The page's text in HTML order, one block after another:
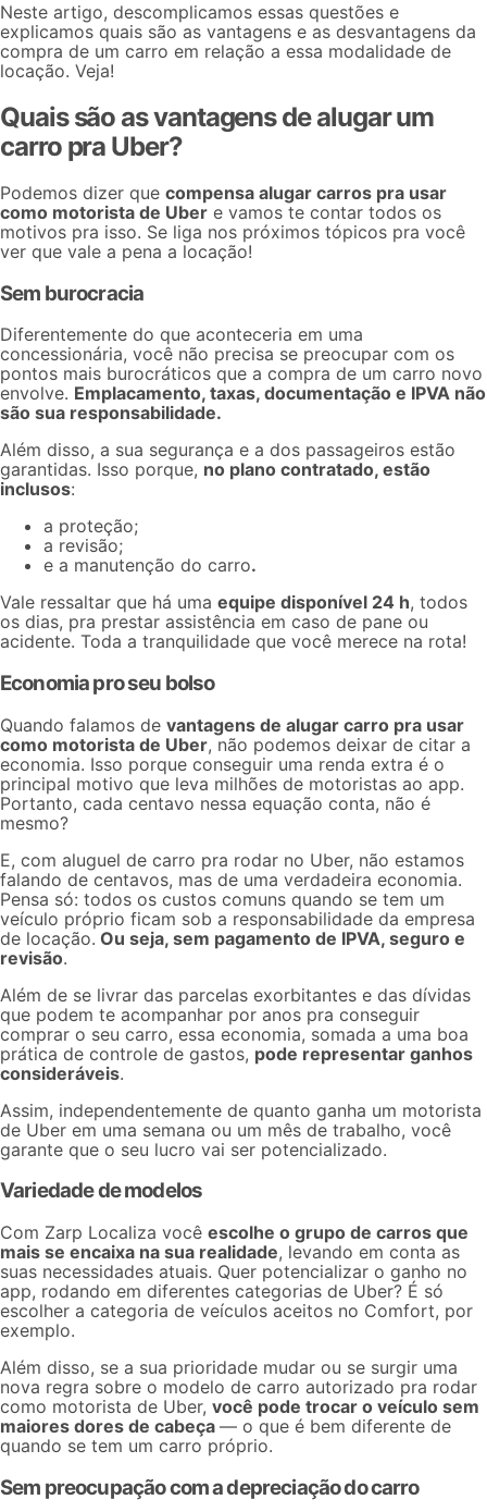
Neste artigo, descomplicamos essas questões e
explicamos quais são as vantagens e as desvantagens da
compra de um carro em relação a essa modalidade de
locação. Veja!
Quais são as vantagens de alugar um
carro pra Uber?
Podemos dizer que compensa alugar carros pra usar
como motorista de Uber e vamos te contar todos os
motivos pra isso. Se liga nos próximos tópicos pra você
ver que vale a pena a locação!
Sem burocracia
Diferentemente do que aconteceria em uma
concessionária, você não precisa se preocupar com os
pontos mais burocráticos que a compra de um carro novo
envolve. Emplacamento, taxas, documentação e IPVA não
são sua responsabilidade.
Além disso, a sua segurança e a dos passageiros estão
garantidas. Isso porque, no plano contratado, estão
inclusos:
a proteção;
a revisão;
e a manutenção do carro.
Vale ressaltar que há uma equipe disponível 24 h, todos
os dias, pra prestar assistência em caso de pane ou
acidente. Toda a tranquilidade que você merece na rota!
Economia pro seu bolso
Quando falamos de vantagens de alugar carro pra usar
como motorista de Uber, não podemos deixar de citar a
economia. Isso porque conseguir uma renda extra é o
principal motivo que leva milhões de motoristas ao app.
Portanto, cada centavo nessa equação conta, não é
mesmo?
E, com aluguel de carro pra rodar no Uber, não estamos
falando de centavos, mas de uma verdadeira economia.
Pensa só: todos os custos comuns quando se tem um
veículo próprio ficam sob a responsabilidade da empresa
de locação. Ou seja, sem pagamento de IPVA, seguro e
revisão.
Além de se livrar das parcelas exorbitantes e das dívidas
que podem te acompanhar por anos pra conseguir
comprar o seu carro, essa economia, somada a uma boa
prática de controle de gastos, pode representar ganhos
consideráveis.
Assim, independentemente de quanto ganha um motorista
de Uber em uma semana ou um mês de trabalho, você
garante que o seu lucro vai ser potencializado.
Variedade de modelos
Com Zarp Localiza você escolhe o grupo de carros que
mais se encaixa na sua realidade, levando em conta as
suas necessidades atuais. Quer potencializar o ganho no
app, rodando em diferentes categorias de Uber? É só
escolher a categoria de veículos aceitos no Comfort, por
exemplo.
Além disso, se a sua prioridade mudar ou se surgir uma
nova regra sobre o modelo de carro autorizado pra rodar
como motorista de Uber, você pode trocar o veículo sem
maiores dores de cabeça — o que é bem diferente de
quando se tem um carro próprio.
Sem preocupação com a depreciação do carro